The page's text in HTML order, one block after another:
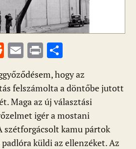
R
d
di
t
E
m
ai
l
Pr
in
t za
m
e
g
hogy az
felszámolta a döntőbe jutott
Maga az új választási
igér a mostani
szétforgácsolt kamu pártok
küldi az ellenzéket. Az